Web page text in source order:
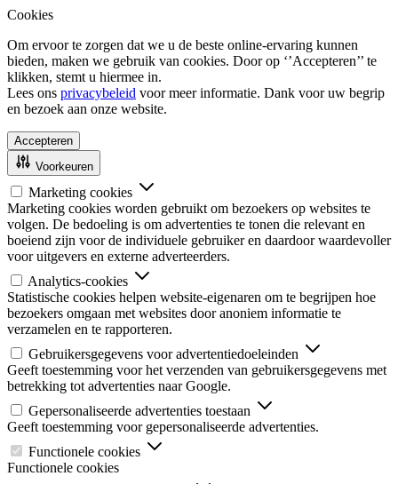
Cookies
Om ervoor te zorgen dat we u de beste online-ervaring kunnen
bieden, maken we gebruik van cookies. Door op ‘’Accepteren’’ te
klikken, stemt u hiermee in.
Lees ons privacybeleid voor meer informatie. Dank voor uw begrip
en bezoek aan onze website.
Accepteren
Voorkeuren
Marketing cookies
Marketing cookies worden gebruikt om bezoekers op websites te
volgen. De bedoeling is om advertenties te tonen die relevant en
boeiend zijn voor de individuele gebruiker en daardoor waardevoller
voor uitgevers en externe adverteerders.
Analytics-cookies
Statistische cookies helpen website-eigenaren om te begrijpen hoe
bezoekers omgaan met websites door anoniem informatie te
verzamelen en te rapporteren.
Gebruikersgegevens voor advertentiedoeleinden
Geeft toestemming voor het verzenden van gebruikersgegevens met
betrekking tot advertenties naar Google.
Gepersonaliseerde advertenties toestaan
Geeft toestemming voor gepersonaliseerde advertenties.
Functionele cookies
Functionele cookies